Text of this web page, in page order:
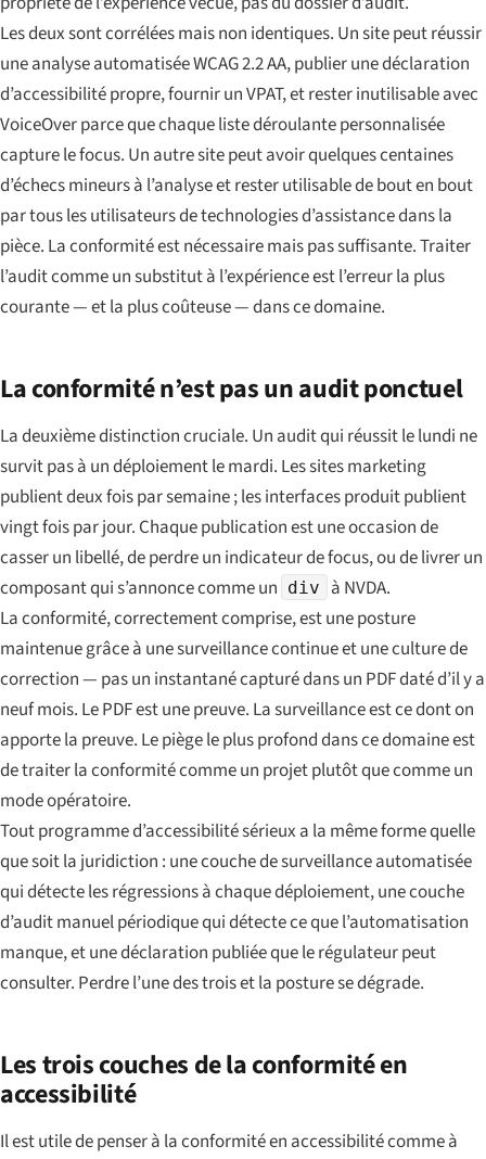
Les deux sont corrélées mais non identiques. Un site peut réussir
une analyse automatisée WCAG 2.2 AA, publier une déclaration
d’accessibilité propre, fournir un VPAT, et rester inutilisable avec
VoiceOver parce que chaque liste déroulante personnalisée
capture le focus. Un autre site peut avoir quelques centaines
d’échecs mineurs à l’analyse et rester utilisable de bout en bout
par tous les utilisateurs de technologies d’assistance dans la
pièce. La conformité est nécessaire mais pas suffisante. Traiter
l’audit comme un substitut à l’expérience est l’erreur la plus
courante — et la plus coûteuse — dans ce domaine.
La conformité n’est pas un audit ponctuel
La deuxième distinction cruciale. Un audit qui réussit le lundi ne
survit pas à un déploiement le mardi. Les sites marketing
publient deux fois par semaine ; les interfaces produit publient
vingt fois par jour. Chaque publication est une occasion de
casser un libellé, de perdre un indicateur de focus, ou de livrer un
composant qui s’annonce comme un div
à NVDA.
La conformité, correctement comprise, est une posture
maintenue grâce à une surveillance continue et une culture de
correction — pas un instantané capturé dans un PDF daté d’il y a
neuf mois. Le PDF est une preuve. La surveillance est ce dont on
apporte la preuve. Le piège le plus profond dans ce domaine est
de traiter la conformité comme un projet plutôt que comme un
mode opératoire.
Tout programme d’accessibilité sérieux a la même forme quelle
que soit la juridiction : une couche de surveillance automatisée
qui détecte les régressions à chaque déploiement, une couche
d’audit manuel périodique qui détecte ce que l’automatisation
manque, et une déclaration publiée que le régulateur peut
consulter. Perdre l’une des trois et la posture se dégrade.
Les trois couches de la conformité en
accessibilité
Il est utile de penser à la conformité en accessibilité comme à